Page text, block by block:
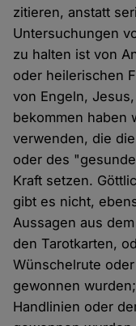
zitieren, anstatt
Untersuchungen
zu halten ist von
oder heilerischen
von Engeln,
bekommen haben
verwenden, die
oder des
Kraft setzen.
gibt es nicht,
Aussagen aus
den Tarotkarten,
Wünschelrute
gewonnen
Handlinien oder